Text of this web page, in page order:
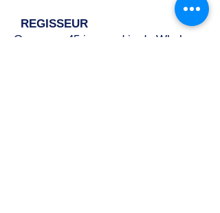
REGISSEUR
Ongeveer 45 jaar oud is de Whole